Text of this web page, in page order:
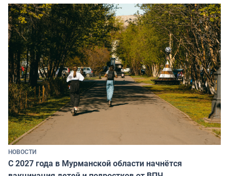
НОВОСТИ
С 2027 года в Мурманской области начнётся